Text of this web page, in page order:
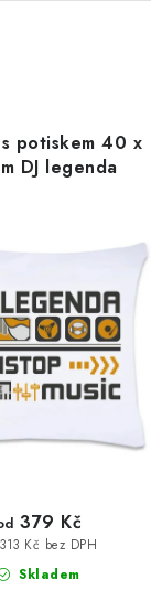
potiskem 40 x
DJ legenda
Skladem
Kč bez DPH
379 Kč